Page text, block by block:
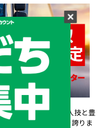
ってきた熟練の職人技と豊
台もの販売実績を誇りま